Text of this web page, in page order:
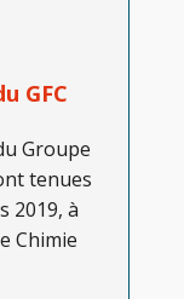
GFC
Groupe
tenues
2019, à
Chimie